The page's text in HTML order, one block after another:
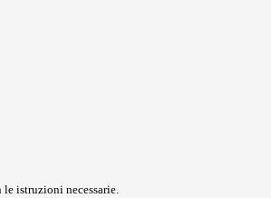
istruzioni necessarie.